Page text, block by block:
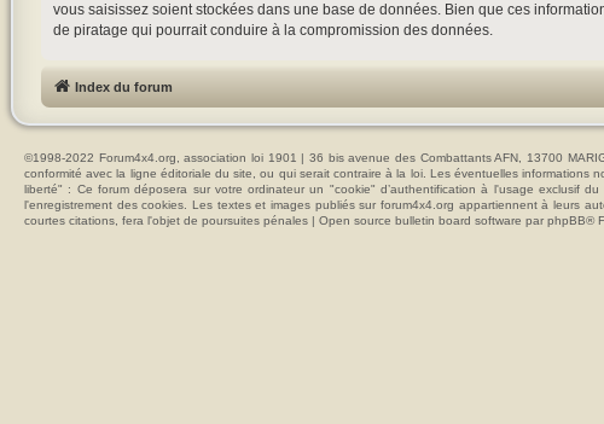
vous saisissez soient stockées dans une base de données. Bien que ces
de piratage qui pourrait conduire à la compromission des données.
Index du forum
©1998-2022 Forum4x4.org, association loi 1901 | 36 bis avenue des Combattants AFN, 13700
conformité avec la ligne éditoriale du site, ou qui serait contraire à la loi. Les éventuelles
liberté" : Ce forum déposera sur votre ordinateur un "cookie" d’authentification à l'usage exclusif
l'enregistrement des cookies. Les textes et images publiés sur forum4x4.org appartiennent à leurs
courtes citations, fera l'objet de poursuites pénales | Open source bulletin board software par phpBB®